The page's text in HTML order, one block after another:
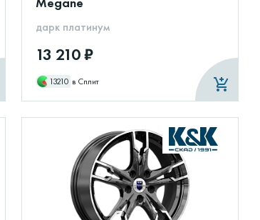
дарк платинум
13 210 ₽
13210 в Сплит